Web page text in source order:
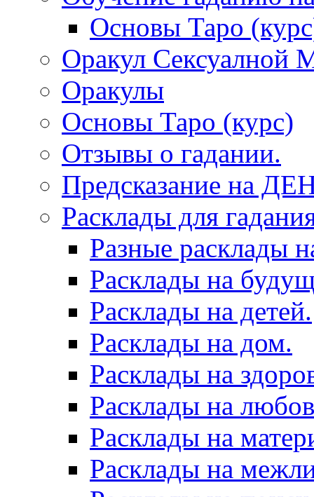
Основы Таро
Оракул Сексуалной
Оракулы
Основы Таро (курс)
Отзывы о гадании.
Предсказание на
Расклады для
Разные расклады
Расклады на
Расклады на детей.
Расклады на дом.
Расклады на
Расклады на
Расклады на
Расклады на